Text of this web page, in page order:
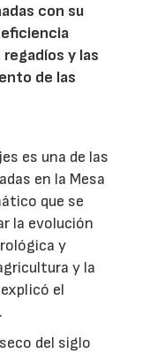
con su
y las
de las
es una de las
en la Mesa
que se
la evolución
y
y la
el
del siglo